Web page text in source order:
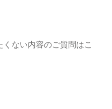
ない内容のご質問はこ